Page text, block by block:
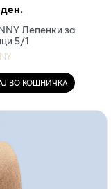
Лепенки за
5/1
ВО КОШНИЧКА